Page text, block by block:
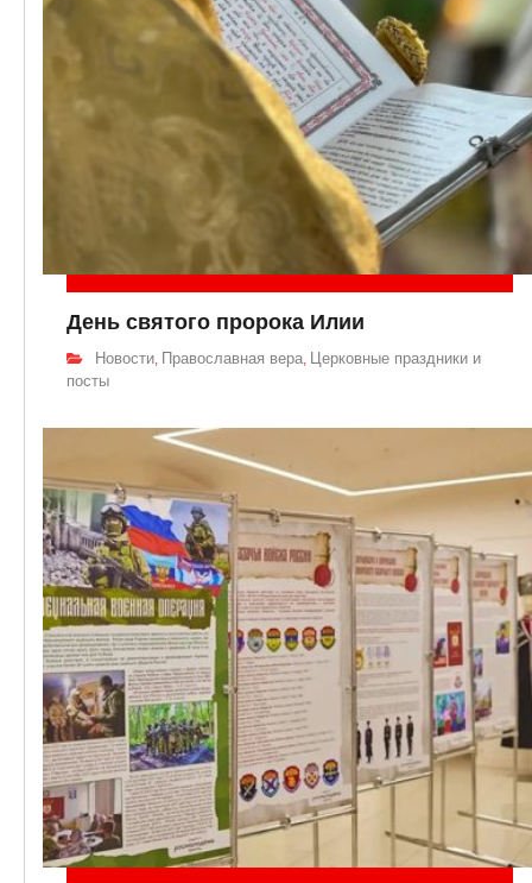
День святого пророка Илии
Новости, Православная вера,
Церковные праздники и
посты